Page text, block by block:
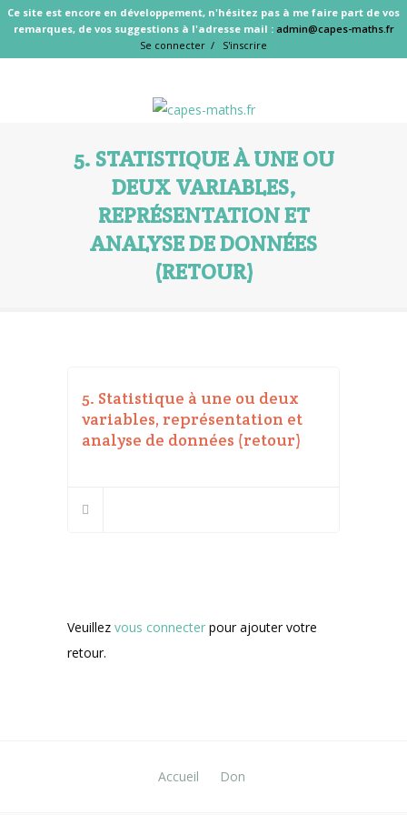
Ce site est encore en développement, n'hésitez pas à me faire part de vos
remarques, de vos suggestions à l'adresse mail : admin@capes-maths.fr
Se connecter / S'inscrire
5. STATISTIQUE À UNE OU
DEUX VARIABLES,
REPRÉSENTATION ET
ANALYSE DE DONNÉES
(RETOUR)
5. Statistique à une ou deux
variables, représentation et
analyse de données (retour)
Veuillez vous connecter pour ajouter votre
retour.
Accueil Don